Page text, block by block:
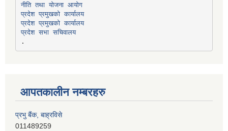
नीति तथा योजना आयोग
प्रदेश प्रमुखको कार्यालय
प्रदेश प्रमुखको कार्यालय
प्रदेश सभा सचिवालय
आपतकालीन नम्बरहरु
प्रभु बैंक, बाह्रविसे
011489259